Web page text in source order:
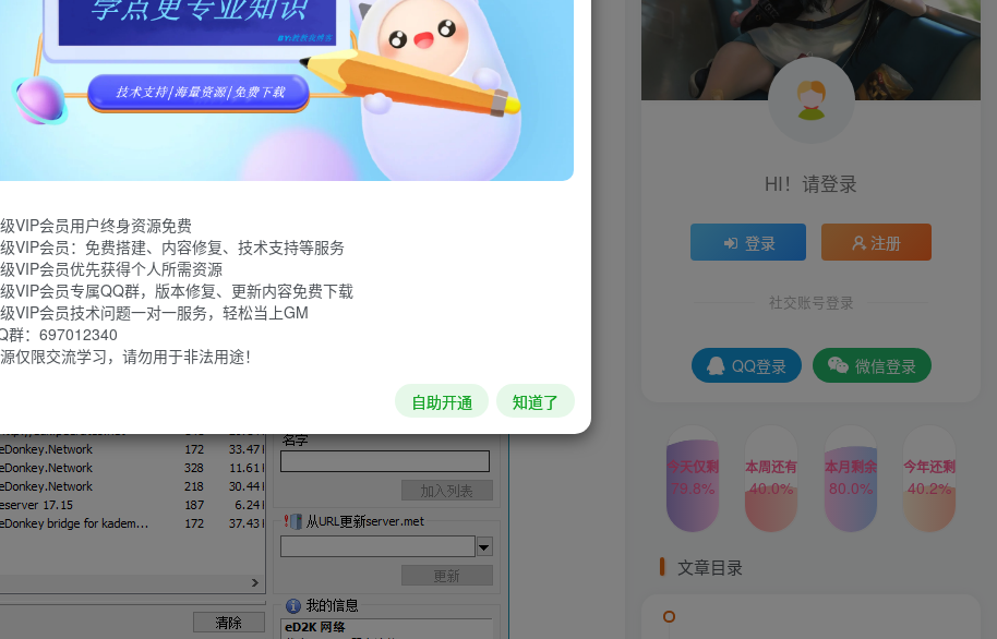
软件，BT资源下载利器！BitComet独有长效种子功能，大幅度增加下载
FTP，支持BitTorrent(BT协议)、Magnet(磁力链接)、eD2k(电驴下载加
网页远控，支持DHT网络及UPnP映射，支持32M区块分区，具有磁盘缓
HI！请登录
登录 注册
社交账号登录
QQ登录 微信登录
今天仅剩
79.8%
本周还有
40.0%
本月剩余
80.0%
今年还剩
40.2%
文章目录
VIP会员用户终身资源免费
VIP会员：免费搭建、内容修复、技术支持等服务
VIP会员优先获得个人所需资源
VIP会员专属QQ群，版本修复、更新内容免费下载
VIP会员技术问题一对一服务，轻松当上GM
群：697012340
仅限交流学习，请勿用于非法用途！
自助开通 知道了